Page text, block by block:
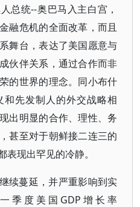
总统--奥巴马入主白宫，
融危机的全面改革，而且
舞台，表达了美国愿意与
伙伴关系，通过合作而非
的世界的理念。同小布什
先发制人的外交战略相
出明显的合作、理性、务
甚至对于朝鲜接二连三的
现出罕见的冷静。
续蔓延，并严重影响到实
季度美国GDP增长率